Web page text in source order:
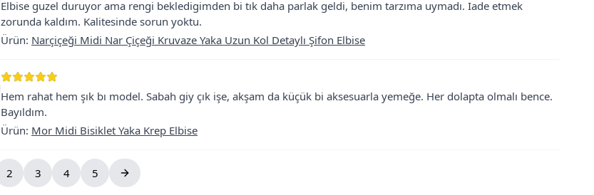
Elbise guzel duruyor ama rengi bekledigimden bi tık daha parlak geldi, benim tarzıma uymadı. Iade etmek
zorunda kaldım. Kalitesinde sorun yoktu.
Ürün: Narçiçeği Midi Nar Çiçeği Kruvaze Yaka Uzun Kol Detaylı Şifon Elbise
Hem rahat hem şık bı model. Sabah giy çık işe, akşam da küçük bi aksesuarla yemeğe. Her dolapta olmalı bence.
Bayıldım.
Ürün: Mor Midi Bisiklet Yaka Krep Elbise
2 3 4 5